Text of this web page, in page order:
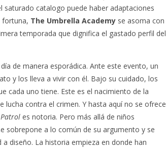
catalogo puede haber adaptaciones
fortuna, The Umbrella Academy se asoma con
temporada que dignifica el gastado perfil del
de manera esporádica. Ante este evento, un
y los lleva a vivir con él. Bajo su cuidado, los
cada uno tiene. Este es el nacimiento de la
lucha contra el crimen. Y hasta aquí no se ofrece
es notoria. Pero más allá de niños
sobrepone a lo común de su argumento y se
diseño. La historia empieza en donde han